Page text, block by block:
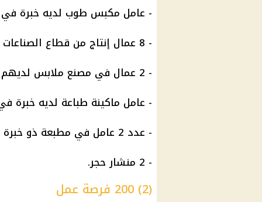
- عامل مكبس طوب لديه خبرة في
- 8 عمال إنتاج من قطاع الصناعات الغذائية، لديهم خبرة في هذا المجال.
- 2 عمال في مصنع ملابس لديهم خبرة في خياطة القمصان والملابس المهنية.
- عامل ماكينة طباعة لديه خبرة
- عدد 2 عامل في مطبعة ذو خبرة في آلات الطباعة.
- 2 منشار حجر.
(2) 200 فرصة عمل